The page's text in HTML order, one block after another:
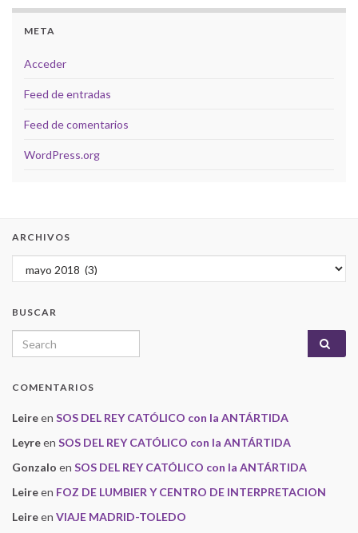
META
Acceder
Feed de entradas
Feed de comentarios
WordPress.org
ARCHIVOS
Archivos
BUSCAR
Search for:
COMENTARIOS
Leireen SOS DEL REY CATÓLICO con la ANTÁRTIDA
Leyreen SOS DEL REY CATÓLICO con la ANTÁRTIDA
Gonzalo en SOS DEL REY CATÓLICO con la ANTÁRTIDA
Leireen FOZ DE LUMBIER Y CENTRO DE INTERPRETACION
Leireen VIAJE MADRID-TOLEDO